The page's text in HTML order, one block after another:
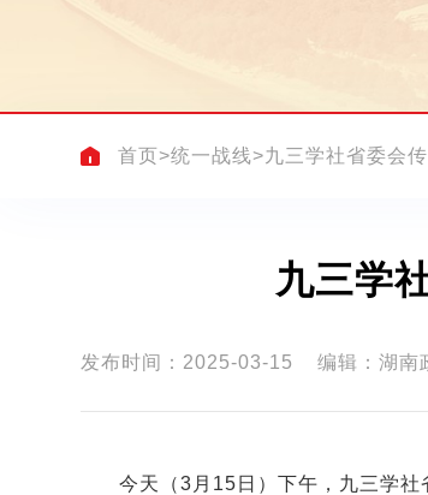
首页>统一战线>九三学社省委会
九三学
发布时间：2025-03-15 编辑：湖南
今天（3月15日）下午，九三学社